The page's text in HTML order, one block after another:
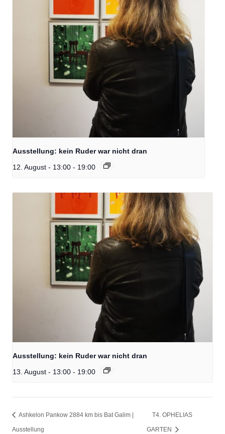
Ausstellung: kein Ruder war nicht dran
12. August - 13:00 - 19:00
Ausstellung: kein Ruder war nicht dran
13. August - 13:00 - 19:00
Ashkelon Pankow 2884 km bis Bat Galim |
Ausstellung
T4. OPHELIAS
GARTEN